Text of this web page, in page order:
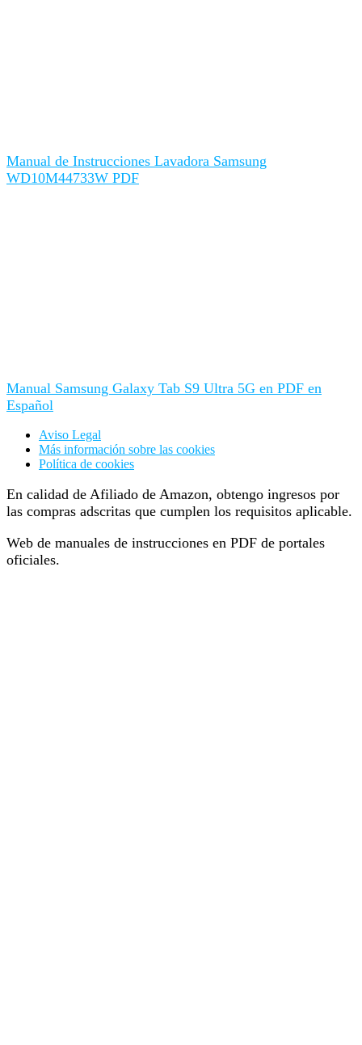
Manual de Instrucciones Lavadora Samsung
WD10M44733W PDF
Manual Samsung Galaxy Tab S9 Ultra 5G en PDF en
Español
Aviso Legal
Más información sobre las cookies
Política de cookies
En calidad de Afiliado de Amazon, obtengo ingresos por
las compras adscritas que cumplen los requisitos aplicable.
Web de manuales de instrucciones en PDF de portales
oficiales.